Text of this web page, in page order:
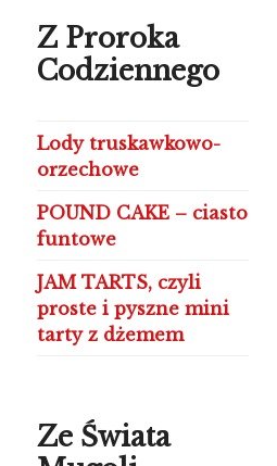
Z Proroka
Codziennego
Lody truskawkowo-
orzechowe
POUND CAKE – ciasto
funtowe
JAM TARTS, czyli
proste i pyszne mini
tarty z dżemem
Ze Świata